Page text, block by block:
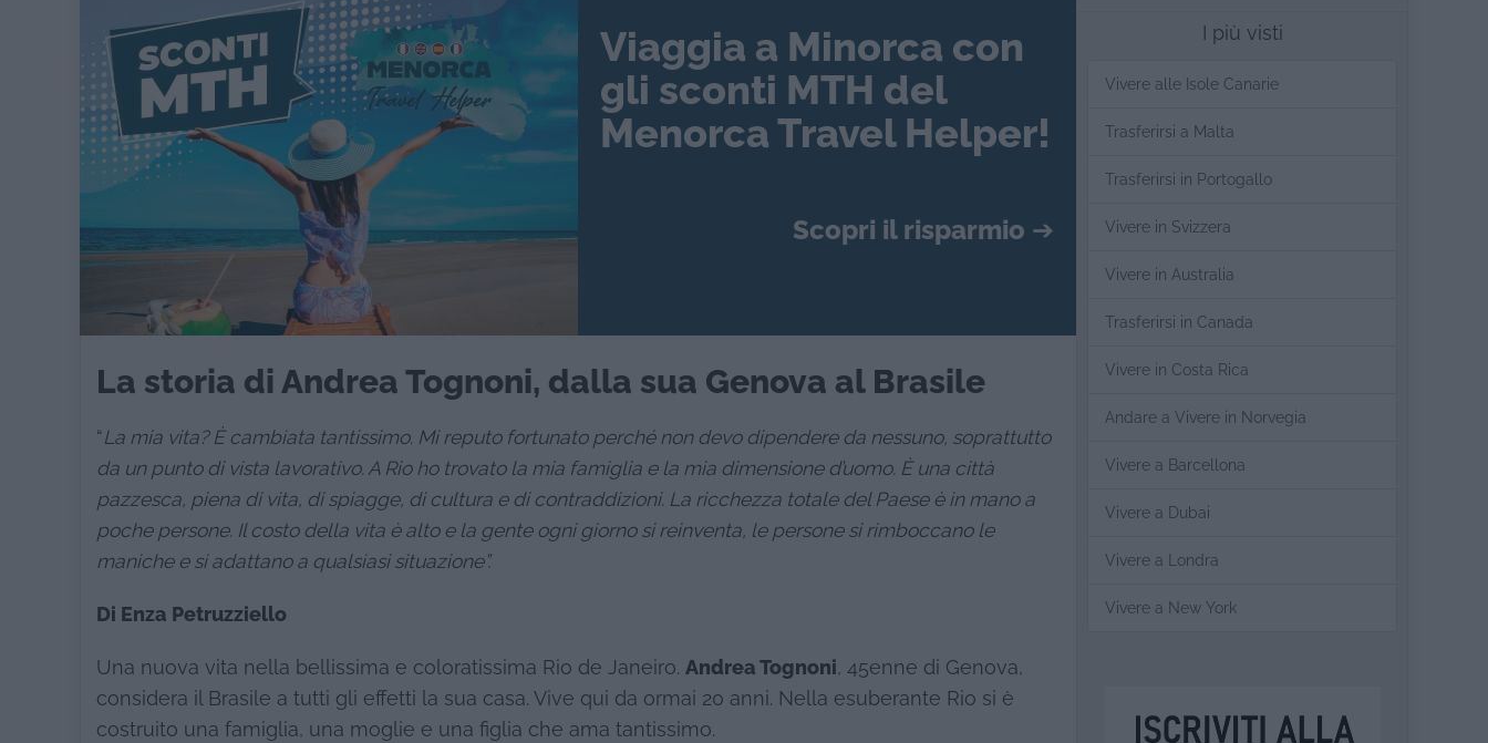
Viaggia a Minorca con
gli sconti MTH del
Menorca Travel Helper!
Scopri il risparmio ➔
La storia di Andrea Tognoni, dalla sua Genova al Brasile
“La mia vita? È cambiata tantissimo. Mi reputo fortunato perché non devo dipendere da nessuno, soprattutto
da un punto di vista lavorativo. A Rio ho trovato la mia famiglia e la mia dimensione d’uomo. È una città
pazzesca, piena di vita, di spiagge, di cultura e di contraddizioni. La ricchezza totale del Paese è in mano a
poche persone. Il costo della vita è alto e la gente ogni giorno si reinventa, le persone si rimboccano le
maniche e si adattano a qualsiasi situazione”.
Di Enza Petruzziello
Una nuova vita nella bellissima e coloratissima Rio de Janeiro. Andrea Tognoni, 45enne di Genova,
considera il Brasile a tutti gli effetti la sua casa. Vive qui da ormai 20 anni. Nella esuberante Rio si è
costruito una famiglia, una moglie e una figlia che ama tantissimo.
I più visti
Vivere alle Isole Canarie
Trasferirsi a Malta
Trasferirsi in Portogallo
Vivere in Svizzera
Vivere in Australia
Trasferirsi in Canada
Vivere in Costa Rica
Andare a Vivere in Norvegia
Vivere a Barcellona
Vivere a Dubai
Vivere a Londra
Vivere a New York